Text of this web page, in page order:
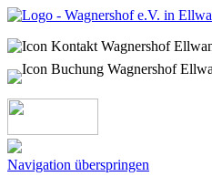
Navigation überspringen